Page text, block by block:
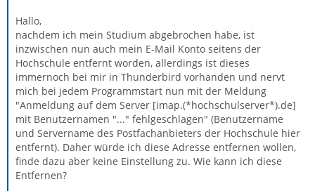
Hallo,
nachdem ich mein Studium abgebrochen habe, ist
inzwischen nun auch mein E-Mail Konto seitens der
Hochschule entfernt worden, allerdings ist dieses
immernoch bei mir in Thunderbird vorhanden und nervt
mich bei jedem Programmstart nun mit der Meldung
"Anmeldung auf dem Server [imap.(*hochschulserver*).de]
mit Benutzernamen "..." fehlgeschlagen" (Benutzername
und Servername des Postfachanbieters der Hochschule hier
entfernt). Daher würde ich diese Adresse entfernen wollen,
finde dazu aber keine Einstellung zu. Wie kann ich diese
Entfernen?